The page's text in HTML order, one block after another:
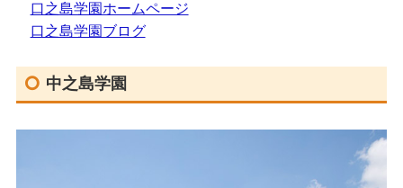
口之島学園ホームページ
口之島学園ブログ
中之島学園